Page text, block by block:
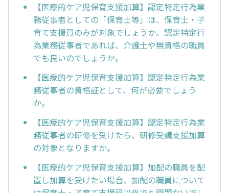
【医療的ケア児保育支援加算】認定特定行為業
務従事者としての「保育士等」は、保育士・子
育て支援員のみが対象でしょうか。認定特定行
為業務従事者であれば、介護士や無資格の職員
でも良いのでしょうか。
【医療的ケア児保育支援加算】認定特定行為業
務従事者の資格証として、何が必要でしょう
か。
【医療的ケア児保育支援加算】認定特定行為業
務従事者の研修を受けたら、研修受講支援加算
の対象となりますか。
【医療的ケア児保育支援加算】加配の職員を配
置し加算を受けたい場合、加配の職員について